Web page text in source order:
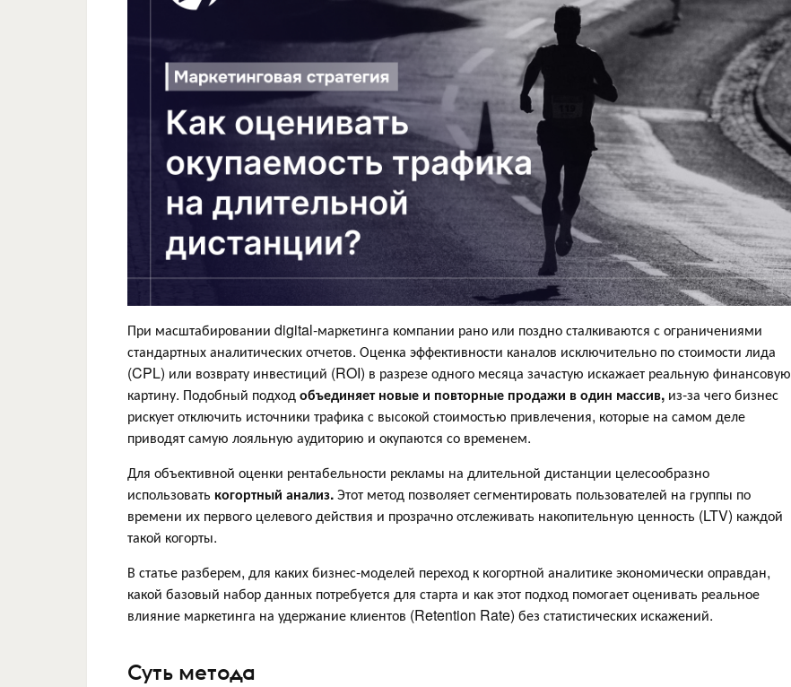
При масштабировании digital-маркетинга компании рано или поздно сталкиваются с ограничениями
стандартных аналитических отчетов. Оценка эффективности каналов исключительно по стоимости лида
(CPL) или возврату инвестиций (ROI) в разрезе одного месяца зачастую искажает реальную финансовую
картину. Подобный подход объединяет новые и повторные продажи в один массив, из-за чего бизнес
рискует отключить источники трафика с высокой стоимостью привлечения, которые на самом деле
приводят самую лояльную аудиторию и окупаются со временем.
Для объективной оценки рентабельности рекламы на длительной дистанции целесообразно
использовать когортный анализ.Этот метод позволяет сегментировать пользователей на группы по
времени их первого целевого действия и прозрачно отслеживать накопительную ценность (LTV) каждой
такой когорты.
В статье разберем, для каких бизнес-моделей переход к когортной аналитике экономически оправдан,
какой базовый набор данных потребуется для старта и как этот подход помогает оценивать реальное
влияние маркетинга на удержание клиентов (Retention Rate) без статистических искажений.
Суть метода